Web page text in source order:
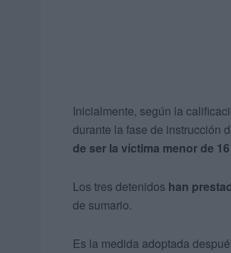
Inicialmente, según la
durante la fase de instrucción
de ser la víctima menor de
Los tres detenidos han
de sumario.
Es la medida adoptada